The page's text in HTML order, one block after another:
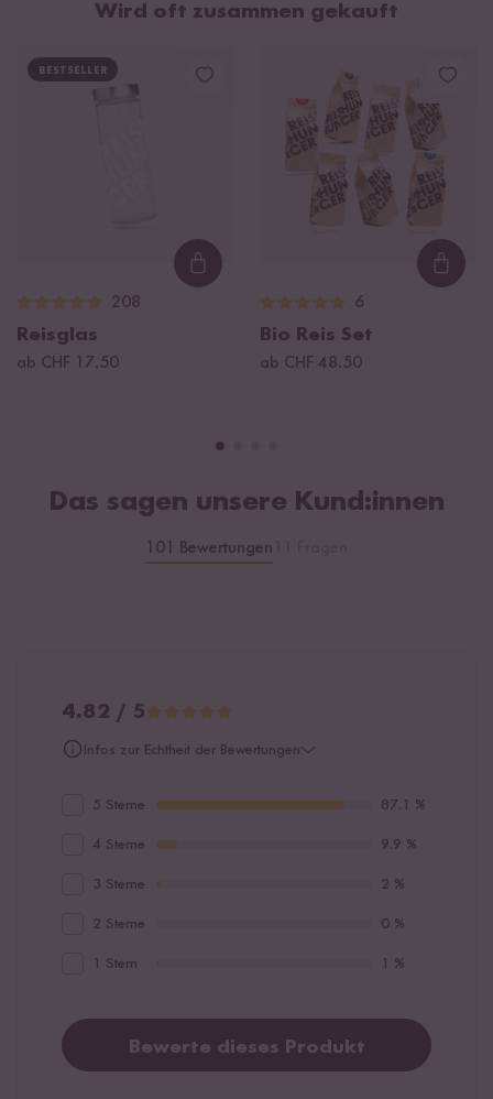
Wird oft zusammen gekauft
BESTSELLER
Loading...
208
Reisglas
ab CHF 17.50
6
Bio Reis Set
ab CHF 48.50
Das sagen unsere Kund:innen
101 Bewertungen
4.82 / 5
Infos zur Echtheit der Bewertungen
5 Sterne 87.1 %
4 Sterne 9.9 %
3 Sterne 2 %
2 Sterne 0 %
1 Stern 1 %
Bewerte dieses Produkt